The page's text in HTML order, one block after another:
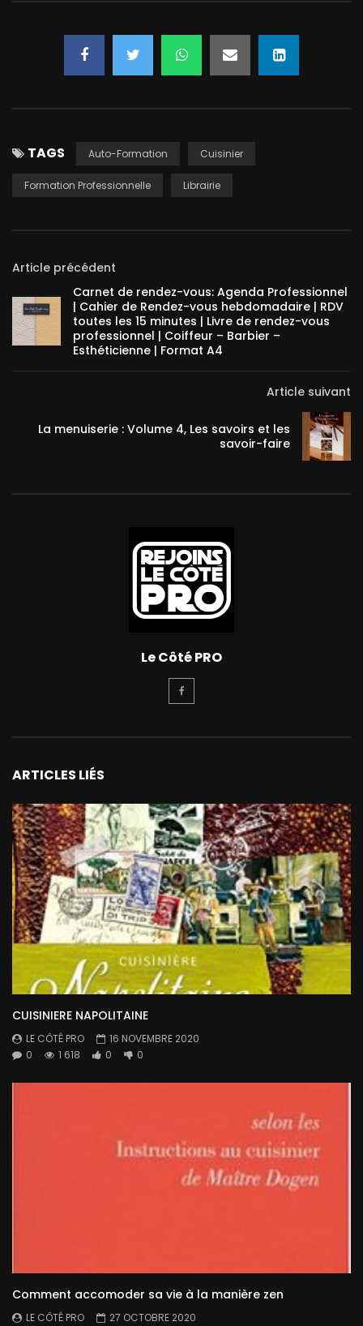
TAGS Auto-Formation Cuisinier
Formation Professionnelle Librairie
Article précédent
Carnet de rendez-vous: Agenda Professionnel
| Cahier de Rendez-vous hebdomadaire | RDV
toutes les 15 minutes | Livre de rendez-vous
professionnel | Coiffeur – Barbier –
Esthéticienne | Format A4
Article suivant
La menuiserie : Volume 4, Les savoirs et les
savoir-faire
Le Côté PRO
ARTICLES LIÉS
CUISINIERE NAPOLITAINE
LE CÔTÉ PRO
16 NOVEMBRE 2020
0
1 618 0 0
Comment accomoder sa vie à la manière zen
LE CÔTÉ PRO 27 OCTOBRE 2020